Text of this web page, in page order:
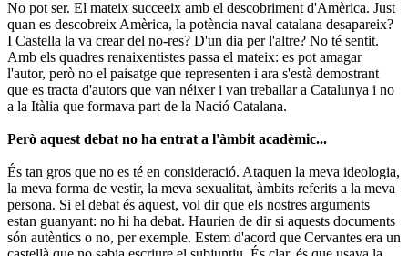
No pot ser. El mateix succeeix amb el descobriment d'Amèrica. Just
quan es descobreix Amèrica, la potència naval catalana desapareix?
I Castella la va crear del no-res? D'un dia per l'altre? No té sentit.
Amb els quadres renaixentistes passa el mateix: es pot amagar
l'autor, però no el paisatge que representen i ara s'està demostrant
que es tracta d'autors que van néixer i van treballar a Catalunya i no
a la Itàlia que formava part de la Nació Catalana.
Però aquest debat no ha entrat a l'àmbit acadèmic...
És tan gros que no es té en consideració. Ataquen la meva ideologia,
la meva forma de vestir, la meva sexualitat, àmbits referits a la meva
persona. Si el debat és aquest, vol dir que els nostres arguments
estan guanyant: no hi ha debat. Haurien de dir si aquests documents
són autèntics o no, per exemple. Estem d'acord que Cervantes era un